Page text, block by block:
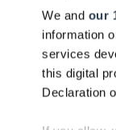
We and our
information
services
this digital
Declaration